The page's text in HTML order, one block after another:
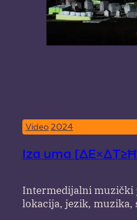
Iza uma
Video 2024
Intermedijalni muzički
lokacija, jezik, muzika,